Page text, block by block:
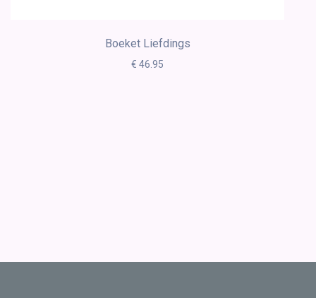
Boeket Liefdings
€ 46.95